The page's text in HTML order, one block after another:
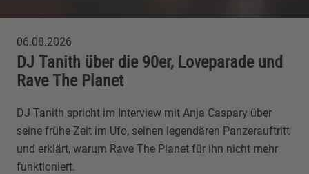
06.08.2026
DJ Tanith über die 90er, Loveparade und
Rave The Planet
DJ Tanith spricht im Interview mit Anja Caspary über
seine frühe Zeit im Ufo, seinen legendären Panzerauftritt
und erklärt, warum Rave The Planet für ihn nicht mehr
funktioniert.